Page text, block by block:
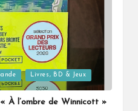
Livres, BD & Jeux
À l’ombre de Winnicott »